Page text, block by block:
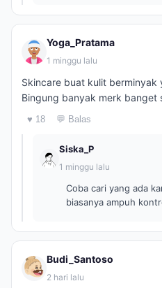
Yoga_Pratama
1 minggu lalu
Skincare buat kulit berminyak
Bingung banyak merk banget
♥ 18 💬 Balas
Siska_P
1 minggu lalu
Coba cari yang ada
biasanya ampuh
Budi_Santoso
2 hari lalu